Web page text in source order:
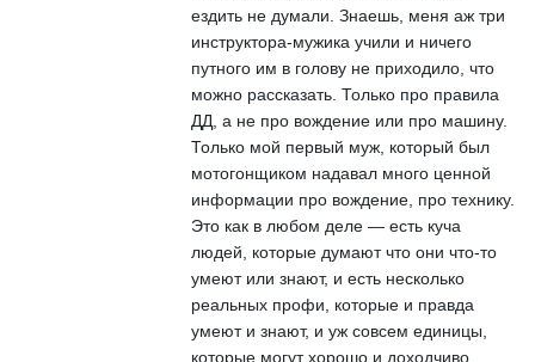
ездить не думали. Знаешь, меня аж три
инструктора-мужика учили и ничего
путного им в голову не приходило, что
можно рассказать. Только про правила
ДД, а не про вождение или про машину.
Только мой первый муж, который был
мотогонщиком надавал много ценной
информации про вождение, про технику.
Это как в любом деле — есть куча
людей, которые думают что они что-то
умеют или знают, и есть несколько
реальных профи, которые и правда
умеют и знают, и уж совсем единицы,
которые могут хорошо и доходчиво